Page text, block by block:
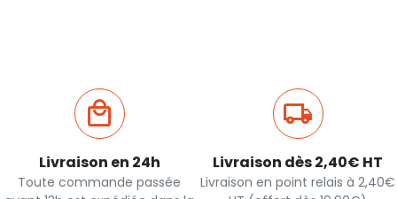
Livraison en 24h
Toute commande passée
Livraison dès 2,40€ HT
Livraison en point relais à 2,40€